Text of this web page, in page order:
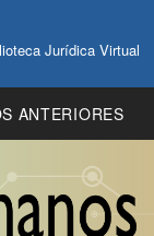
Jurídica Virtual
ANTERIORES